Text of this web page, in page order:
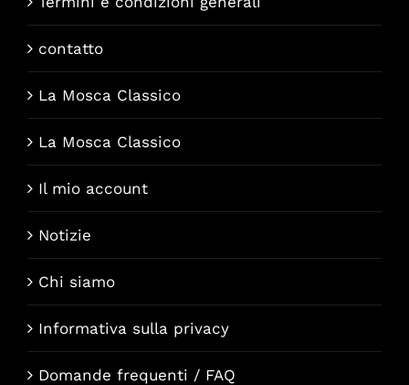
contatto
La Mosca Classico
La Mosca Classico
Il mio account
Notizie
Chi siamo
Informativa sulla privacy
Domande frequenti / FAQ